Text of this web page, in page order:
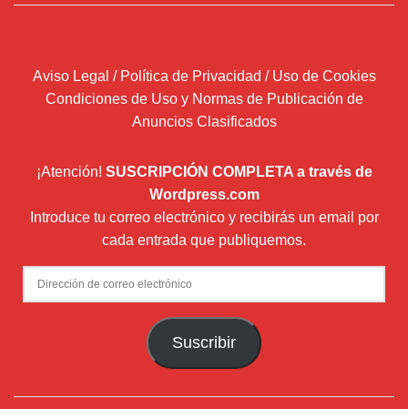
Aviso Legal / Política de Privacidad / Uso de Cookies
Condiciones de Uso y Normas de Publicación de
Anuncios Clasificados
¡Atención! SUSCRIPCIÓN COMPLETA a través de
Wordpress.com
Introduce tu correo electrónico y recibirás un email por
cada entrada que publiquemos.
Dirección
de
Suscribir